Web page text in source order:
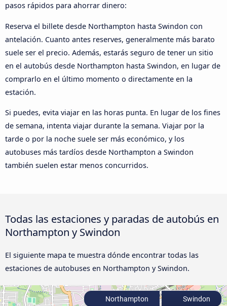
pasos rápidos para ahorrar dinero:
Reserva el billete desde Northampton hasta Swindon con
antelación. Cuanto antes reserves, generalmente más barato
suele ser el precio. Además, estarás seguro de tener un sitio
en el autobús desde Northampton hasta Swindon, en lugar de
comprarlo en el último momento o directamente en la
estación.
Si puedes, evita viajar en las horas punta. En lugar de los fines
de semana, intenta viajar durante la semana. Viajar por la
tarde o por la noche suele ser más económico, y los
autobuses más tardíos desde Northampton a Swindon
también suelen estar menos concurridos.
Todas las estaciones y paradas de autobús en
Northampton y Swindon
El siguiente mapa te muestra dónde encontrar todas las
estaciones de autobuses en Northampton y Swindon.
Northampton Swindon